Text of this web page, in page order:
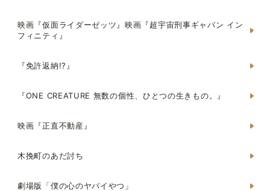
映画『仮面ライダーゼッツ』映画『超宇宙刑事ギャバン イン
フィニティ』
『免許返納!?』
『ONE CREATURE 無数の個性、ひとつの生きもの。』
映画『正直不動産』
木挽町のあだ討ち
劇場版「僕の心のヤバイやつ」